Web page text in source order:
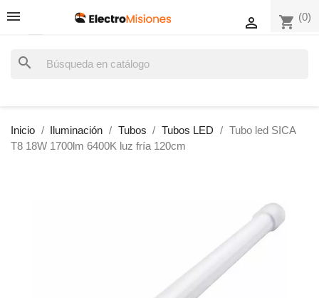
shopping_cart (0)

search
Inicio Iluminación Tubos Tubos LED
Tubo led SICA
T8 18W 1700lm 6400K luz fría 120cm